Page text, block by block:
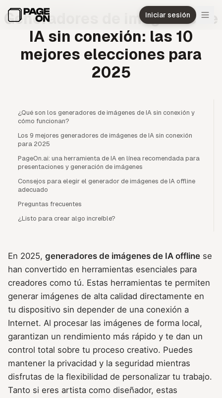
Iniciar sesión
Generadores de imágenes de
IA sin conexión: las 10
mejores elecciones para
2025
¿Qué son los generadores de imágenes de IA sin conexión y
cómo funcionan?
Los 9 mejores generadores de imágenes de IA sin conexión
para 2025
PageOn.ai: una herramienta de IA en línea recomendada para
presentaciones y generación de imágenes
Consejos para elegir el generador de imágenes de IA offline
adecuado
Preguntas frecuentes
¿Listo para crear algo increíble?
En 2025, generadores de imágenes de IA offline se
han convertido en herramientas esenciales para
creadores como tú. Estas herramientas te permiten
generar imágenes de alta calidad directamente en
tu dispositivo sin depender de una conexión a
Internet. Al procesar las imágenes de forma local,
garantizan un rendimiento más rápido y te dan un
control total sobre tu proceso creativo. Puedes
mantener la privacidad y la seguridad mientras
disfrutas de la flexibilidad de personalizar tu trabajo.
Tanto si eres artista como diseñador, estas